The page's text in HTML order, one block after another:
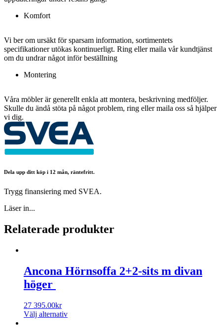
Komfort
Vi ber om ursäkt för sparsam information, sortimentets
specifikationer utökas kontinuerligt. Ring eller maila vår kundtjänst
om du undrar något inför beställning
Montering
Våra möbler är generellt enkla att montera, beskrivning medföljer.
Skulle du ändå stöta på något problem, ring eller maila oss så hjälper
vi dig.
Dela upp ditt köp i 12 mån, räntefritt.
Trygg finansiering med SVEA.
Läser in...
Relaterade produkter
Ancona Hörnsoffa 2+2-sits m divan
höger
27 395.00kr
Välj alternativ